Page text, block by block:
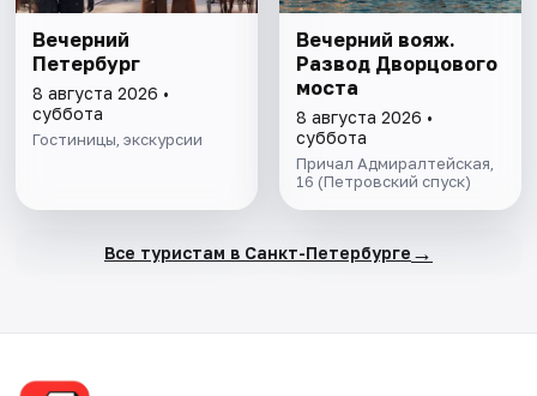
Вечерний
Петербург
8 августа 2026 •
суббота
Гостиницы, экскурсии
Вечерний вояж.
Развод Дворцового
моста
8 августа 2026 •
суббота
Причал Адмиралтейская,
16 (Петровский спуск)
Все туристам в Санкт-Петербурге →